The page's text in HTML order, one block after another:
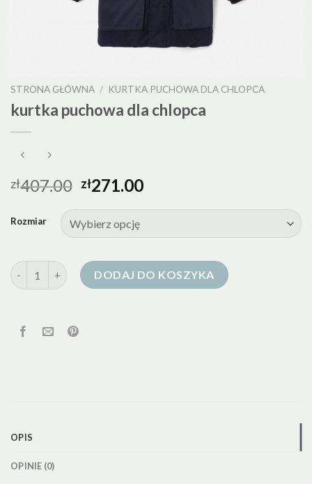
STRONA GŁÓWNA / KURTKA PUCHOWA DLA CHLOPCA
kurtka puchowa dla chlopca
zł407.00 zł271.00
Rozmiar
ilość kurtka puchowa dla chlopca
DODAJ DO KOSZYKA
OPIS
OPINIE (0)